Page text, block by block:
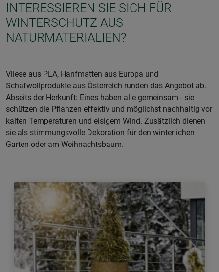
INTERESSIEREN SIE SICH FÜR
WINTERSCHUTZ AUS
NATURMATERIALIEN?
Vliese aus PLA, Hanfmatten aus Europa und
Schafwollprodukte aus Österreich runden das Angebot ab.
Abseits der Herkunft: Eines haben alle gemeinsam - sie
schützen die Pflanzen effektiv und möglichst nachhaltig vor
kalten Temperaturen und eisigem Wind. Zusätzlich dienen
sie als stimmungsvolle Dekoration für den winterlichen
Garten oder am Weihnachtsbaum.